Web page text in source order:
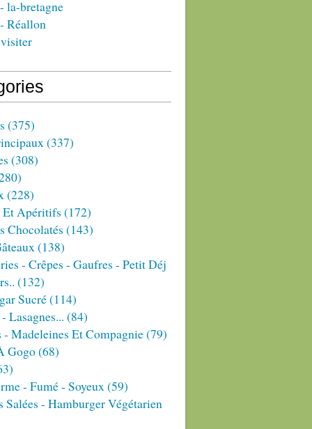
la-bretagne
Réallon
(375)
(337)
(308)
(228)
Et Apéritifs (172)
Chocolatés (143)
(138)
- Crêpes - Gaufres - Petit Déj
(132)
Sucré(114)
Lasagnes... (84)
Madeleines Et Compagnie(79)
Gogo(68)
- Fumé - Soyeux(59)
Salées - Hamburger Végétarien